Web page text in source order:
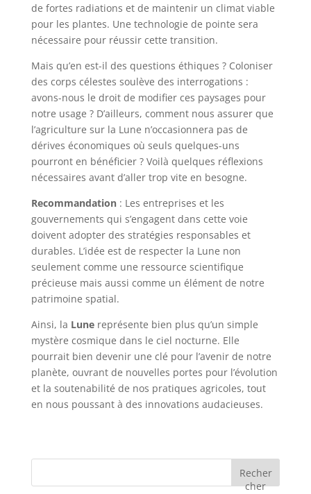
de fortes radiations et de maintenir un climat viable
pour les plantes. Une technologie de pointe sera
nécessaire pour réussir cette transition.
Mais qu’en est-il des questions éthiques ? Coloniser
des corps célestes soulève des interrogations :
avons-nous le droit de modifier ces paysages pour
notre usage ? D’ailleurs, comment nous assurer que
l’agriculture sur la Lune n’occasionnera pas de
dérives économiques où seuls quelques-uns
pourront en bénéficier ? Voilà quelques réflexions
nécessaires avant d’aller trop vite en besogne.
Recommandation: Les entreprises et les
gouvernements qui s’engagent dans cette voie
doivent adopter des stratégies responsables et
durables. L’idée est de respecter la Lune non
seulement comme une ressource scientifique
précieuse mais aussi comme un élément de notre
patrimoine spatial.
Ainsi, la Lunereprésente bien plus qu’un simple
mystère cosmique dans le ciel nocturne. Elle
pourrait bien devenir une clé pour l’avenir de notre
planète, ouvrant de nouvelles portes pour l’évolution
et la soutenabilité de nos pratiques agricoles, tout
en nous poussant à des innovations audacieuses.
Recher
cher